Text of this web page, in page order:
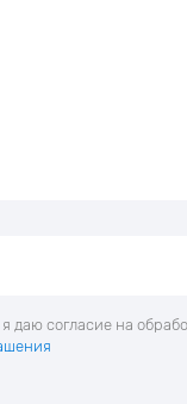
даю согласие на